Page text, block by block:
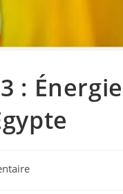
: Énergie